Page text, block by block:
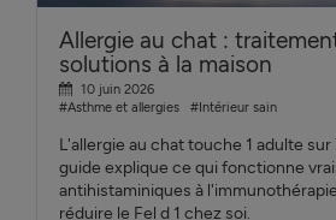
Allergie au chat :
solutions à la maison
10 juin 2026
#Asthme et allergies
#Intérieur sain
L'allergie au chat touche 1 adulte sur
guide explique ce qui fonctionne
antihistaminiques à
réduire le Fel d 1 chez soi.